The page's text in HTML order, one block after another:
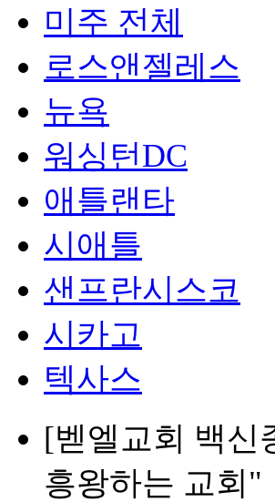
미주 전체
로스앤젤레스
뉴욕
워싱턴DC
애틀랜타
시애틀
샌프란시스코
시카고
텍사스
[벧엘교회 백신
흥왕하는 교회"